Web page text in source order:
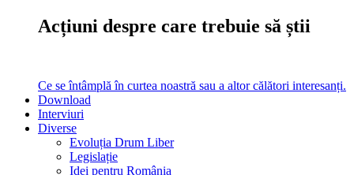
Acțiuni despre care trebuie să știi
Ce se întâmplă în curtea noastră sau a altor călători interesanți.
Download
Interviuri
Diverse
Evoluția Drum Liber
Legislație